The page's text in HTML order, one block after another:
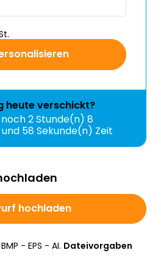
heuteverschickt?
2 Stunde(n) 8
58 Sekunde(n) Zeit
hochladen
- EPS - AI. Dateivorgaben